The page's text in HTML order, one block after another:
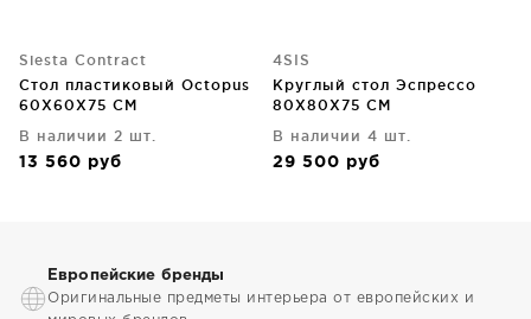
Siesta Contract
Стол пластиковый Octopus
60X60X75 CM
В наличии 2 шт.
13 560 руб
4SIS
Круглый стол Эспрессо
80X80X75 CM
В наличии 4 шт.
29 500 руб
Европейские бренды
Оригинальные предметы интерьера от европейских и